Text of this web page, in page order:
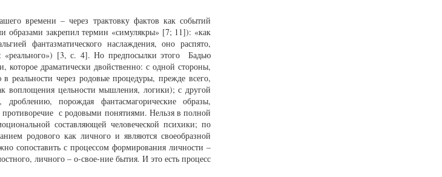
времени – через трактовку фактов как событий
образами закрепил термин «симулякры» [7; 11]): «как
фантазматического наслаждения, оно распято,
«реального») [3, с. 4]. Но предпосылки этого Бадью
драматически двойственно: с одной стороны,
через родовые процедуры, прежде всего,
воплощения цельности мышления, логики); с другой
порождая фантасмагорические образы,
с родовыми понятиями. Нельзя в полной
составляющей человеческой психики; по
родового как личного и являются своеобразной
сопоставить с процессом формирования личности –
личного – о-свое-ние бытия. И это есть процесс